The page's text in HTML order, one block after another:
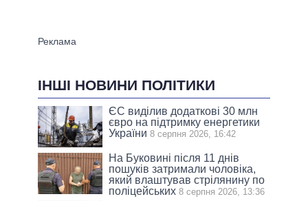
ІНШІ НОВИНИ ПОЛІТИКИ
ЄС виділив додаткові 30 млн
євро на підтримку енергетики
України 8 серпня 2026, 16:42
На Буковині після 11 днів
пошуків затримали чоловіка,
який влаштував стрілянину по
поліцейських 8 серпня 2026, 13:36